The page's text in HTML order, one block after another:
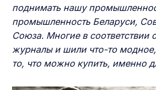
поднимать нашу
промышленность Беларуси,
Союза. Многие в соответствии
журналы и шили что-то
то, что можно купить, именно